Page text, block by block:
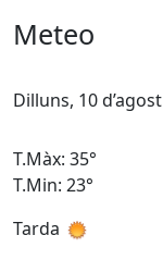
Meteo
Dilluns, 10 d’agost
T.Màx: 35°
T.Min: 23°
Tarda